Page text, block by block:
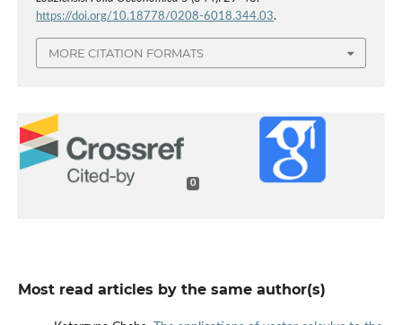
https://doi.org/10.18778/0208-6018.344.03.
MORE CITATION FORMATS
0
Most read articles by the same author(s)